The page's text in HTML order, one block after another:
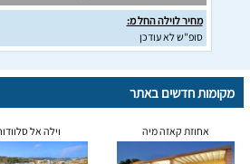
מחיר לוילה החל מ:
סופ"ש לא עודכן
מקומות חדשים באתר
אחוזת קאזה מיה וילה אל